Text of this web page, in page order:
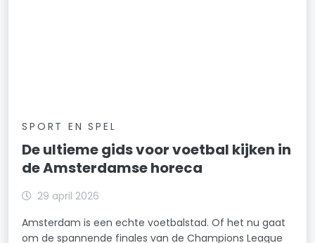
SPORT EN SPEL
De ultieme gids voor voetbal kijken in
de Amsterdamse horeca
29 april 2026
Amsterdam is een echte voetbalstad. Of het nu gaat
om de spannende finales van de Champions League